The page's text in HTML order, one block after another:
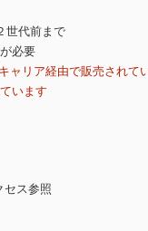
世代前まで
必要
リア経由で販売されて
います
セス参照